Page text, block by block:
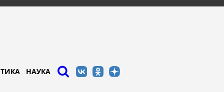
НАУКА